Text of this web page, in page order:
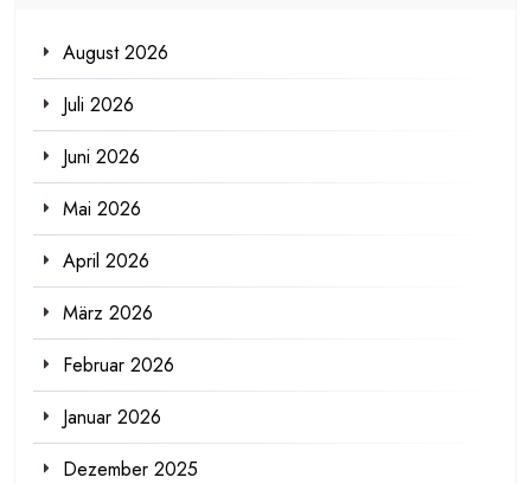
August 2026
Juli 2026
Juni 2026
Mai 2026
April 2026
März 2026
Februar 2026
Januar 2026
Dezember 2025